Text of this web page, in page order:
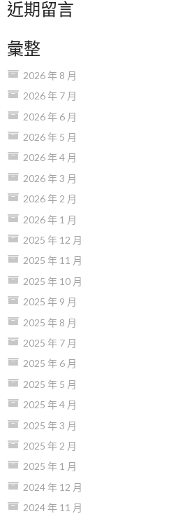
近期留言
彙整
2026 年 8 月
2026 年 7 月
2026 年 6 月
2026 年 5 月
2026 年 4 月
2026 年 3 月
2026 年 2 月
2026 年 1 月
2025 年 12 月
2025 年 11 月
2025 年 10 月
2025 年 9 月
2025 年 8 月
2025 年 7 月
2025 年 6 月
2025 年 5 月
2025 年 4 月
2025 年 3 月
2025 年 2 月
2025 年 1 月
2024 年 12 月
2024 年 11 月